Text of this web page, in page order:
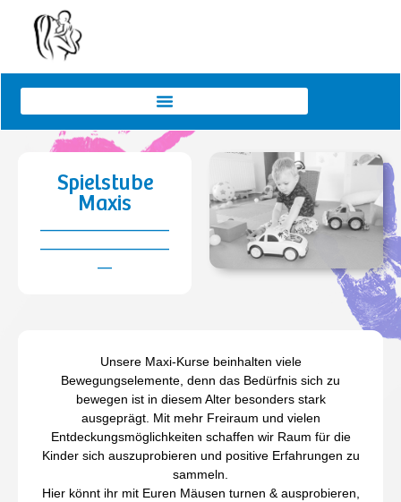
Spielstube
Maxis
Unsere Maxi-Kurse beinhalten viele
Bewegungselemente, denn das Bedürfnis sich zu
bewegen ist in diesem Alter besonders stark
ausgeprägt. Mit mehr Freiraum und vielen
Entdeckungsmöglichkeiten schaffen wir Raum für die
Kinder sich auszuprobieren und positive Erfahrungen zu
sammeln.
Hier könnt ihr mit Euren Mäusen turnen & ausprobieren,